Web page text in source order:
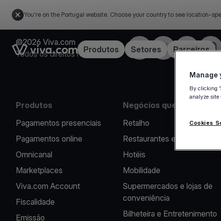
You're on the Portugal website. Choose your country to see location-
Link to the homepageProdutos Setores Parceiros
©2026 Viva.com
Todos os direitos reservados
FacebookTwitterLinkedIn
Produtos
Pagamentos presenciais
Pagamentos online
Omnicanal
Marketplaces
Viva.com Account
Fiscalidade
Emissão
Negócios que apoiamos
Retalho
Restaurantes e Cafés
Hotéis
Mobilidade
Supermercados e lojas de
conveniência
Bilheteira e Entretenimento
Manage
By clicking
analyze
Cookies